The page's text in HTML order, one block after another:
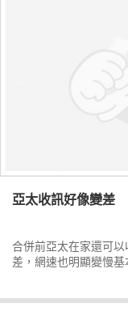
亞太收訊好像變差
合併前亞太在家還可
差，網速也明顯變慢